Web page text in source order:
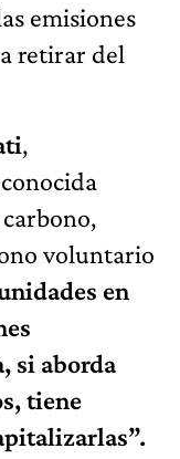
emisiones
retirar del
,
voluntario
en
si aborda
tiene